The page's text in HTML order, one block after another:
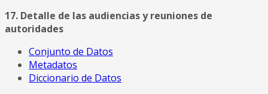
17. Detalle de las audiencias y reuniones de
autoridades
Conjunto de Datos
Metadatos
Diccionario de Datos